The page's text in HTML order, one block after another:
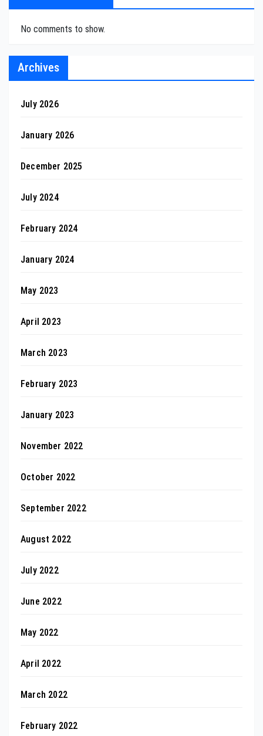
No comments to show.
Archives
July 2026
January 2026
December 2025
July 2024
February 2024
January 2024
May 2023
April 2023
March 2023
February 2023
January 2023
November 2022
October 2022
September 2022
August 2022
July 2022
June 2022
May 2022
April 2022
March 2022
February 2022